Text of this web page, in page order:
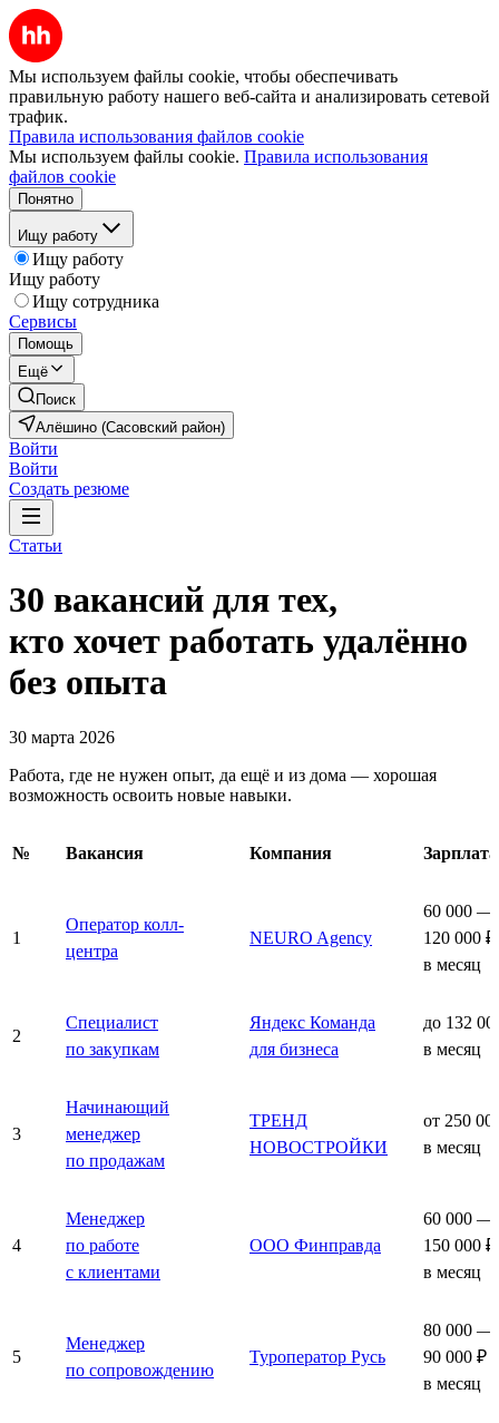
Мы используем файлы cookie, чтобы обеспечивать
правильную работу нашего веб-сайта и анализировать сетевой
трафик.
Правила использования файлов cookie
Мы используем файлы cookie. Правила использования
файлов cookie
Понятно
Ищу работу
Ищу работу
Ищу работу
Ищу сотрудника
Сервисы
Помощь
Ещё
Поиск
Алёшино (Сасовский район)
Войти
Войти
Создать резюме
Статьи
30 вакансий для тех,
кто хочет работать удалённо
без опыта
30 марта 2026
Работа, где не нужен опыт, да ещё и из дома — хорошая
возможность освоить новые навыки.
№ Вакансия Компания Зарплата
1
Оператор колл-
центра
NEURO Agency
60 000 —
120 000 ₽
в месяц
2
Специалист
по закупкам
Яндекс Команда
для бизнеса
до 132
в месяц
3
Начинающий
менеджер
по продажам
ТРЕНД
НОВОСТРОЙКИ
от 250
в месяц
4
Менеджер
по работе
с клиентами
ООО Финправда
60 000 —
150 000 ₽
в месяц
5
Менеджер
по сопровождению
Туроператор Русь
80 000 —
90 000 ₽
в месяц